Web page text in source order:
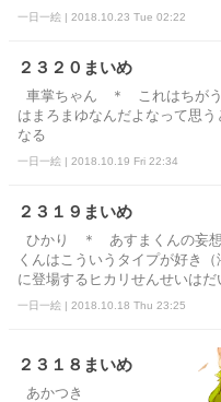
一日一絵 | 2018.10.23 Tue 02:22
２３２０まいめ
車掌ちゃん ＊ これはちがう
はまろまゆなんだよなって思う
なる
一日一絵 | 2018.10.19 Fri 22:34
２３１９まいめ
ひかり ＊ あすまくんの妄想
くんはこういうタイプが好き
に登場するヒカリせんせいはだ
一日一絵 | 2018.10.18 Thu 23:25
２３１８まいめ
あかつき